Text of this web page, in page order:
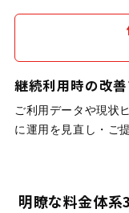
継続利用時の改
ご利用データや現状
に運用を見直し・ご
明瞭な料金体系